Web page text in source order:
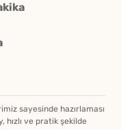
sayesinde hazırlaması
hızlı ve pratik şekilde